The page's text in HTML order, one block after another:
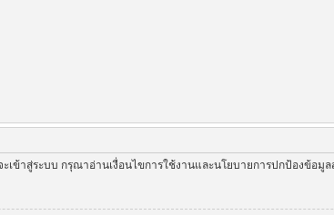
ข้าสู่ระบบ กรุณาอ่านเงื่อนไขการใช้งานและนโยบายการปกป้องข้อ